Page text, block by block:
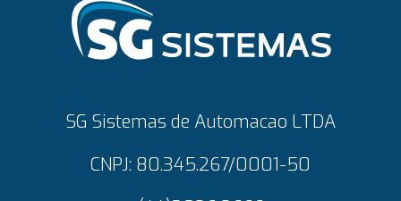
SG Sistemas de Automacao LTDA
CNPJ: 80.345.267/0001-50